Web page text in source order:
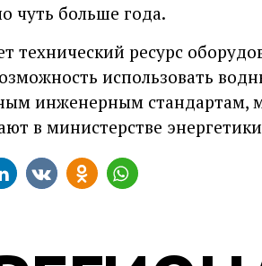
чуть больше года.
технический ресурс
использовать
инженерным стандартам,
в министерстве